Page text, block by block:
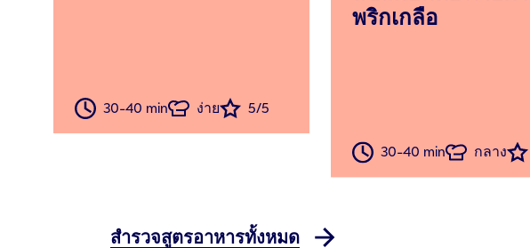
30-40 min ง่าย 5/5
พริกเกลือ
30-40 min กลาง
สำรวจสูตรอาหารทั้งหมด